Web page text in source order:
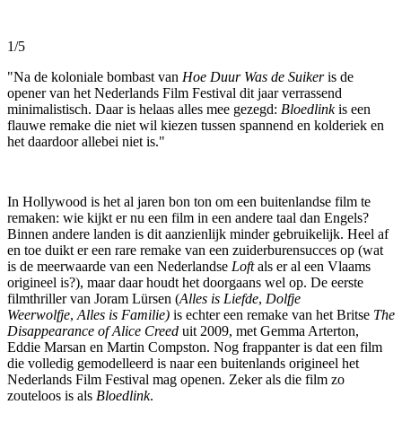
1/5
"Na de koloniale bombast van Hoe Duur Was de Suikeris de
opener van het Nederlands Film Festival dit jaar verrassend
minimalistisch. Daar is helaas alles mee gezegd: Bloedlinkis een
flauwe remake die niet wil kiezen tussen spannend en kolderiek en
het daardoor allebei niet is."
In Hollywood is het al jaren bon ton om een buitenlandse film te
remaken: wie kijkt er nu een film in een andere taal dan Engels?
Binnen andere landen is dit aanzienlijk minder gebruikelijk. Heel af
en toe duikt er een rare remake van een zuiderburensucces op (wat
is de meerwaarde van een Nederlandse Loftals er al een Vlaams
origineel is?), maar daar houdt het doorgaans wel op. De eerste
filmthriller van Joram Lürsen (Alles is Liefde, Dolfje
Weerwolfje, Alles is Familie) is echter een remake van het Britse The
Disappearance of Alice Creed uit 2009, met Gemma Arterton,
Eddie Marsan en Martin Compston. Nog frappanter is dat een film
die volledig gemodelleerd is naar een buitenlands origineel het
Nederlands Film Festival mag openen. Zeker als die film zo
zouteloos is als Bloedlink.